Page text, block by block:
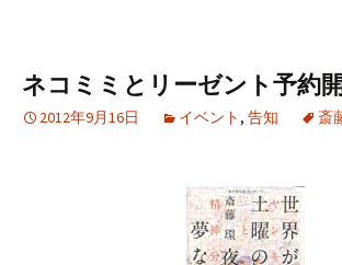
ネコミミとリーゼント予約
2012年9月16日 イベント , 告知 斎